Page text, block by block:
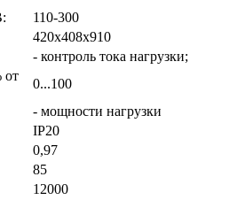
110-300
420х408х910
- контроль тока нагрузки;
от
0...100
- мощности нагрузки
IP20
0,97
85
12000